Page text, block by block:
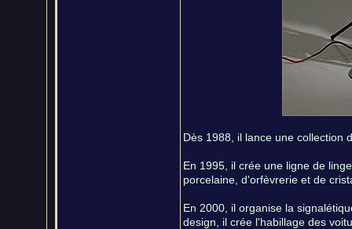
Dès 1988, il lance une collection
En 1995, il crée une ligne de
porcelaine, d'orfèvrerie et de
En 2000, il organise la
design, il crée l'habillage des